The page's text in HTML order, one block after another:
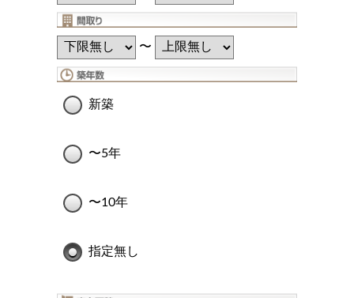
〜
新築
〜5年
〜10年
指定無し